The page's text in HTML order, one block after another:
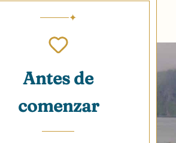
Antes de
comenzar